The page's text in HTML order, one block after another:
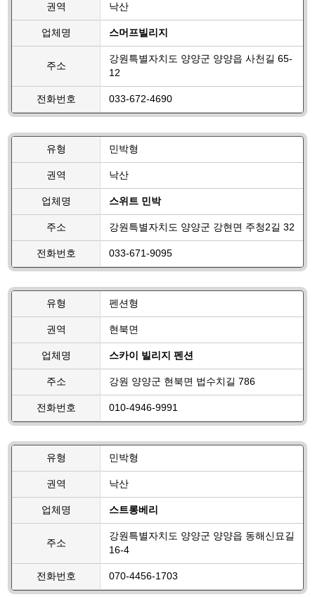
권역 낙산
업체명 스머프빌리지
주소
강원특별자치도 양양군 양양읍 사천길 65-
12
전화번호 033-672-4690
유형 민박형
권역 낙산
업체명 스위트 민박
주소 강원특별자치도 양양군 강현면 주청2길 32
전화번호 033-671-9095
유형 펜션형
권역 현북면
업체명 스카이 빌리지 펜션
주소 강원 양양군 현북면 법수치길 786
전화번호 010-4946-9991
유형 민박형
권역 낙산
업체명 스트롱베리
주소
강원특별자치도 양양군 양양읍 동해신묘길
16-4
전화번호 070-4456-1703